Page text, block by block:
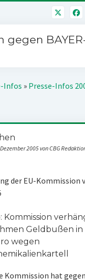
gegen
Infos » Presse-Infos
2005 von CBG
der EU-Kommission
Geldbußen in
wegen
Kommission hat